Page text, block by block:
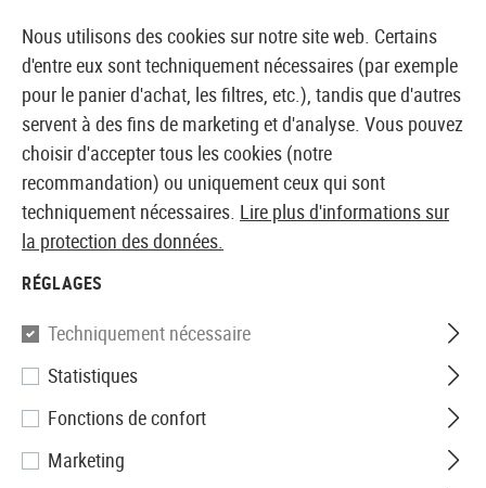
BOUTIQUE ET GROSSISTE EUROPÉEN AIRSOFT
Accueil Accessoires d'Airsoft Chargeurs CO2
KWC
Magazine M&P V2 Co2
Nous utilisons des cookies sur notre site web. Certains
d'entre eux sont techniquement nécessaires (par exemple
pour le panier d'achat, les filtres, etc.), tandis que d'autres
servent à des fins de marketing et d'analyse. Vous pouvez
choisir d'accepter tous les cookies (notre
recommandation) ou uniquement ceux qui sont
techniquement nécessaires. Lire plus d'informations sur
la protection des données.
RÉGLAGES
Techniquement nécessaire
Statistiques
Fonctions de confort
Marketing